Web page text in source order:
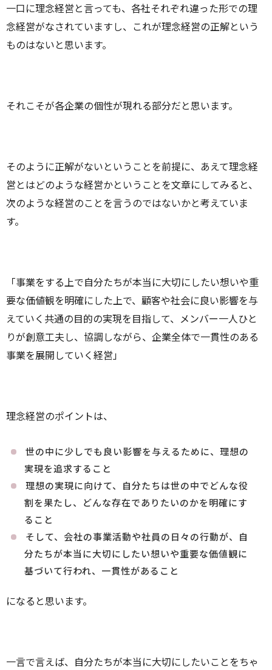
一口に理念経営と言っても、各社それぞれ違った形での理
念経営がなされていますし、これが理念経営の正解という
ものはないと思います。
それこそが各企業の個性が現れる部分だと思います。
そのように正解がないということを前提に、あえて理念経
営とはどのような経営かということを文章にしてみると、
次のような経営のことを言うのではないかと考えていま
す。
「事業をする上で自分たちが本当に大切にしたい想いや重
要な価値観を明確にした上で、顧客や社会に良い影響を与
えていく共通の目的の実現を目指して、メンバー一人ひと
りが創意工夫し、協調しながら、企業全体で一貫性のある
事業を展開していく経営」
理念経営のポイントは、
世の中に少しでも良い影響を与えるために、理想の
実現を追求すること
理想の実現に向けて、自分たちは世の中でどんな役
割を果たし、どんな存在でありたいのかを明確にす
ること
そして、会社の事業活動や社員の日々の行動が、自
分たちが本当に大切にしたい想いや重要な価値観に
基づいて行われ、一貫性があること
になると思います。
一言で言えば、自分たちが本当に大切にしたいことをちゃ